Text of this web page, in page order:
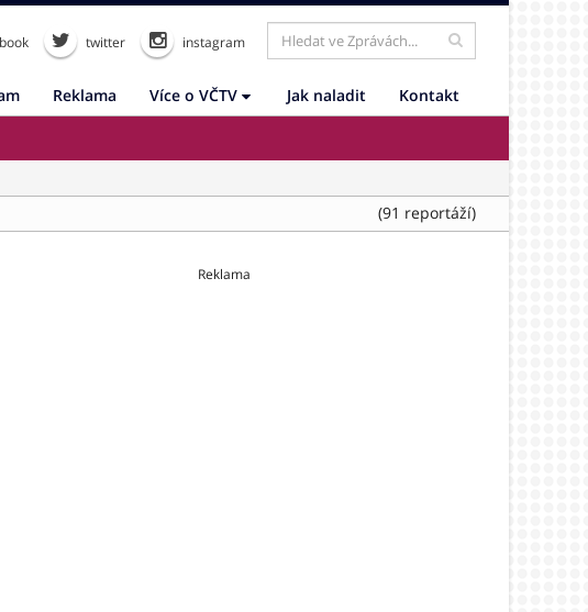
twitter instagram
Reklama Více o VČTV Jak naladit Kontakt
(91 reportáží)
Reklama